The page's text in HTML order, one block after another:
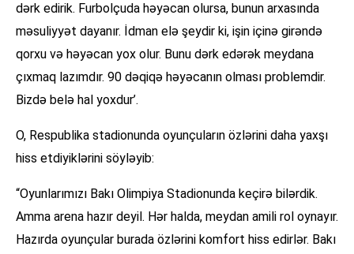
dərk edirik. Furbolçuda həyəcan olursa, bunun arxasında
məsuliyyət dayanır. İdman elə şeydir ki, işin içinə girəndə
qorxu və həyəcan yox olur. Bunu dərk edərək meydana
çıxmaq lazımdır. 90 dəqiqə həyəcanın olması problemdir.
Bizdə belə hal yoxdur’.
O, Respublika stadionunda oyunçuların özlərini daha yaxşı
hiss etdiyiklərini söyləyib:
“Oyunlarımızı Bakı Olimpiya Stadionunda keçirə bilərdik.
Amma arena hazır deyil. Hər halda, meydan amili rol oynayır.
Hazırda oyunçular burada özlərini komfort hiss edirlər. Bakı